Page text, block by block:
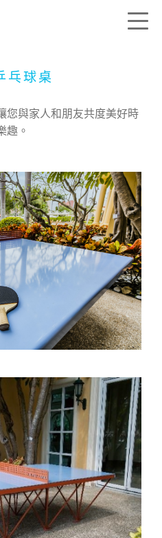
乓球桌
您與家人和朋友共度美好時
趣。
我們
我們前進的方向。我
想，藉此送上最切
。
太太
小姐